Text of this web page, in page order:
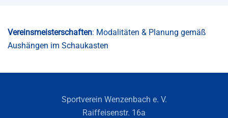
Vereinsmeisterschaften: Modalitäten & Planung gemäß
Aushängen im Schaukasten
Sportverein Wenzenbach e. V.
Raiffeisenstr. 16a